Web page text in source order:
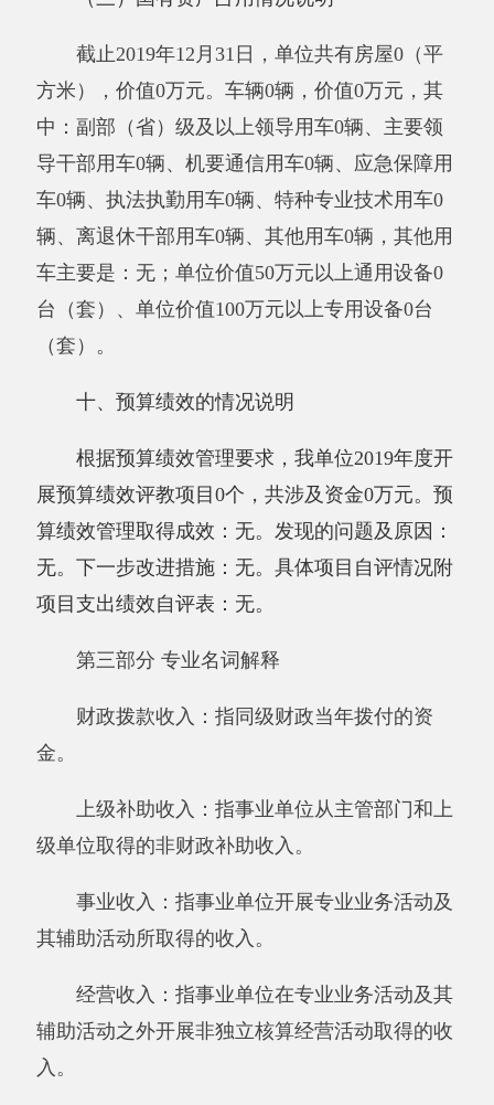
附属单位上缴收入：指事业单位附属的独立
其他收入：指除上述“财政拨款收入”、“事
业收入”、“经营收入”、“附属单位上缴收入”等之
外取得的收入。
用事业基金弥补收支差额：指事业单位在当
年的“财政拨款收入”、“财政拨款结转和结余资
金”、“事业收入”、“事业单位经营收入”、“其他
收入”不足以安排当年支出的情况下，使用以前
后按国家规定提取、用于弥补以后年度收支差额
年初结转和结余：指以前年度支出预算因客
定继续使用的资金，既包括财政拨款结转和结
余，也包括事业收入、经营收入、其他收入的结
转和结余。
年末结转和结余：指本年度或以前年度预算
需要延迟到以后年度按有关规定继续使用的资
金，既包括财政拨款结转和结余，也包括事业收
基本支出：指为保障机构正常运转、完成日
政任务和事业发展目标所发生的支出。
经营支出：指事业单位在专业业务活动及其
辅助活动之外开展非独立核算经营活动发生的支
出。